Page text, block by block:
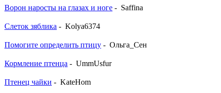
Ворон наросты на глазах и ноге - Saffina
Слеток зяблика - Kolya6374
Помогите определить птицу - Ольга_Сен
Кормление птенца - UmmUsfur
Птенец чайки - KateHom